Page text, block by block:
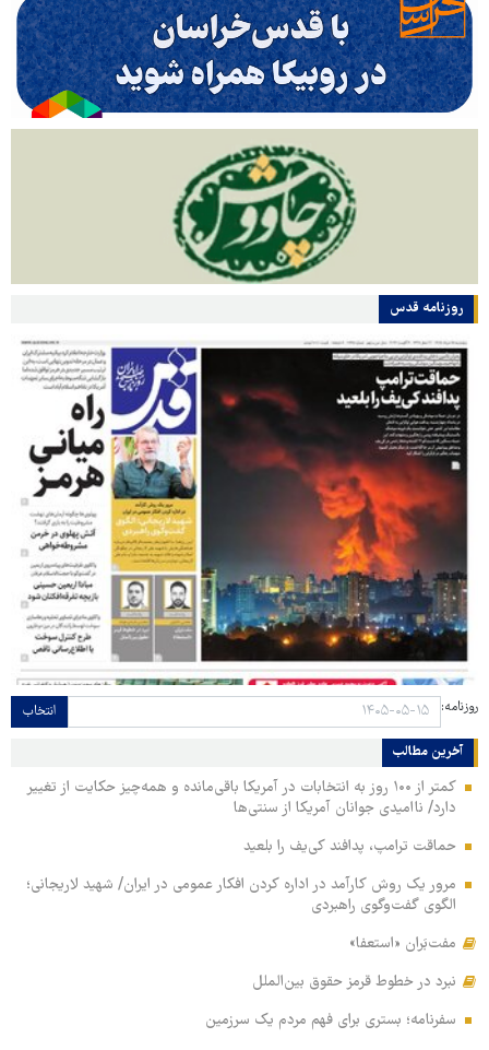
روزنامه قدس
روزنامه: انتخاب
آخرین مطالب
کمتر از ۱۰۰ روز به انتخابات در آمریکا باقی‌مانده و همه‌چیز حکایت از تغییر
دارد/ ناامیدی جوانان آمریکا از سنتی‌ها
حماقت ترامپ، پدافند کی‌یف را بلعید
مرور یک روش کارآمد در اداره کردن افکار عمومی در ایران/ شهید لاریجانی؛
الگوی گفت‌وگوی راهبردی
مفت‌بَران «استعفا»
نبرد در خطوط قرمز حقوق بین‌الملل
سفرنامه؛ بستری برای فهم مردم یک سرزمین